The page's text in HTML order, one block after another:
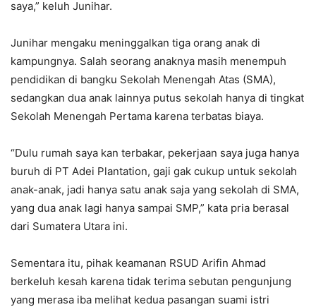
saya,” keluh Junihar.
Junihar mengaku meninggalkan tiga orang anak di
kampungnya. Salah seorang anaknya masih menempuh
pendidikan di bangku Sekolah Menengah Atas (SMA),
sedangkan dua anak lainnya putus sekolah hanya di tingkat
Sekolah Menengah Pertama karena terbatas biaya.
“Dulu rumah saya kan terbakar, pekerjaan saya juga hanya
buruh di PT Adei Plantation, gaji gak cukup untuk sekolah
anak-anak, jadi hanya satu anak saja yang sekolah di SMA,
yang dua anak lagi hanya sampai SMP,” kata pria berasal
dari Sumatera Utara ini.
Sementara itu, pihak keamanan RSUD Arifin Ahmad
berkeluh kesah karena tidak terima sebutan pengunjung
yang merasa iba melihat kedua pasangan suami istri